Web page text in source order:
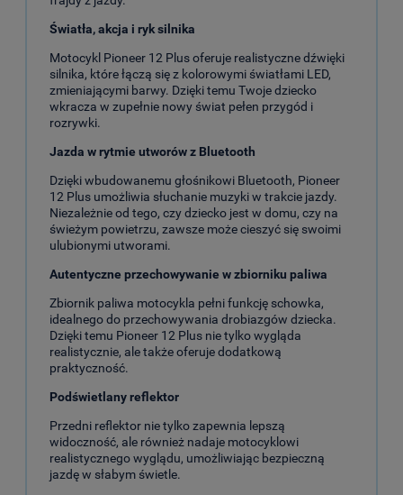
Światła, akcja i ryk silnika
Motocykl Pioneer 12 Plus oferuje realistyczne dźwięki
silnika, które łączą się z kolorowymi światłami LED,
zmieniającymi barwy. Dzięki temu Twoje dziecko
wkracza w zupełnie nowy świat pełen przygód i
rozrywki.
Jazda w rytmie utworów z Bluetooth
Dzięki wbudowanemu głośnikowi Bluetooth, Pioneer
12 Plus umożliwia słuchanie muzyki w trakcie jazdy.
Niezależnie od tego, czy dziecko jest w domu, czy na
świeżym powietrzu, zawsze może cieszyć się swoimi
ulubionymi utworami.
Autentyczne przechowywanie w zbiorniku paliwa
Zbiornik paliwa motocykla pełni funkcję schowka,
idealnego do przechowywania drobiazgów dziecka.
Dzięki temu Pioneer 12 Plus nie tylko wygląda
realistycznie, ale także oferuje dodatkową
praktyczność.
Podświetlany reflektor
Przedni reflektor nie tylko zapewnia lepszą
widoczność, ale również nadaje motocyklowi
realistycznego wyglądu, umożliwiając bezpieczną
jazdę w słabym świetle.